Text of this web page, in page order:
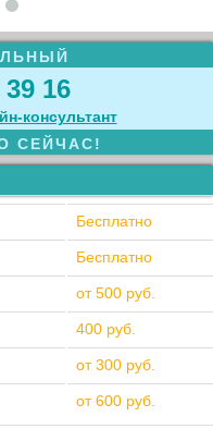
16
СЕЙЧАС!
Бесплатно
Бесплатно
от 500 руб.
400 руб.
от 300 руб.
от 600 руб.